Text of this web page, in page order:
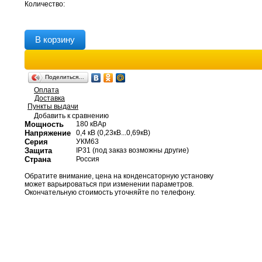
Количество:
В корзину
Поделиться…
Оплата
Доставка
Пункты выдачи
Добавить к сравнению
Мощность 180 кВАр
Напряжение 0,4 кВ (0,23кВ...0,69кВ)
Серия УКМ63
Защита IP31 (под заказ возможны другие)
Страна Россия
Обратите внимание, цена на конденсаторную установку
может варьироваться при изменении параметров.
Окончательную стоимость уточняйте по телефону.